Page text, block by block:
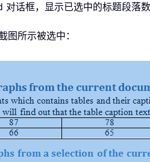
话框，显示已选中的标题段落数
图所示被选中：